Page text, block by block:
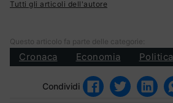
Tutti gli articoli dell'autore
Questo articolo fa parte delle categorie:
Cronaca Economia Politica
Condividi